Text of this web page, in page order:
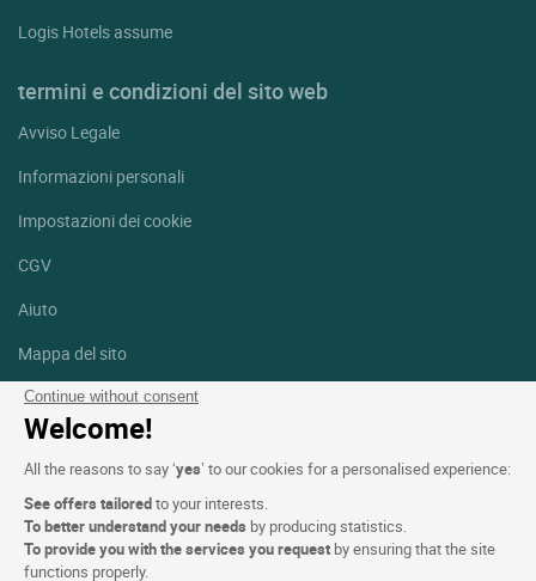
Continue without consent
Welcome!
All the reasons to say ‘yes’ to our cookies for a personalised experience:
See offers tailoredto your interests.
To better understand your needs by producing statistics.
To provide you with the services you request by ensuring that the site
functions properly.
Logis Hotels assume
termini e condizioni del sito web
Avviso Legale
Informazioni personali
Impostazioni dei cookie
CGV
Aiuto
Mappa del sito
Crediti fotografici
Facebook
Instagram
Linkedin